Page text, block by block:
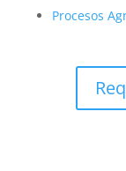
Procesos